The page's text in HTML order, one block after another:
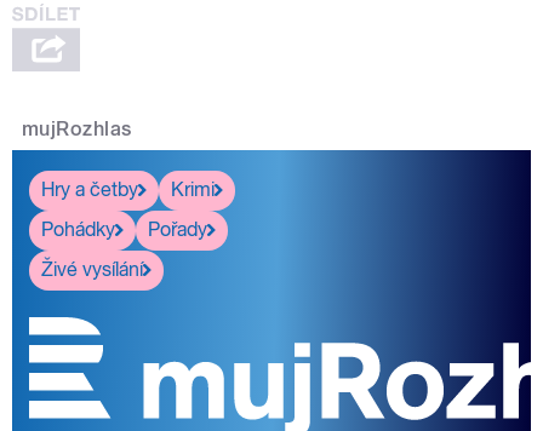
mujRozhlas
Hry a četby
Krimi
Pohádky
Pořady
Živé vysílání